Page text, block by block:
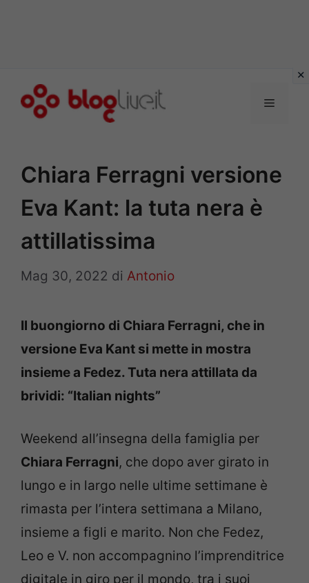
Menu
Chiara Ferragni versione
Eva Kant: la tuta nera è
attillatissima
Mag 30, 2022 di Antonio
Il buongiorno di Chiara Ferragni, che in
versione Eva Kant si mette in mostra
insieme a Fedez. Tuta nera attillata da
brividi: “Italian nights”
Weekend all’insegna della famiglia per
Chiara Ferragni, che dopo aver girato in
lungo e in largo nelle ultime settimane è
rimasta per l’intera settimana a Milano,
insieme a figli e marito. Non che Fedez,
Leo e V. non accompagnino l’imprenditrice
digitale in giro per il mondo, tra i suoi